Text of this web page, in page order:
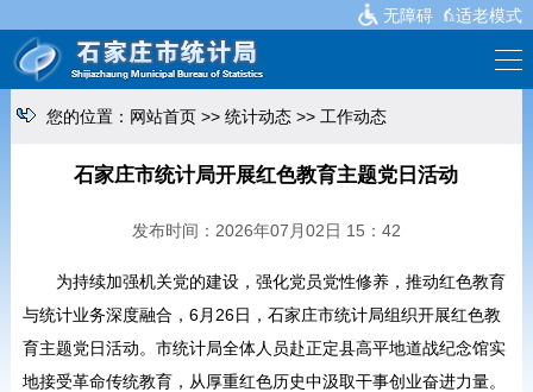
无障碍 适老模式
您的位置： 网站首页>> 统计动态>> 工作动态
石家庄市统计局开展红色教育主题党日活动
发布时间：2026年07月02日 15：42
为持续加强机关党的建设，强化党员党性修养，推动红色教育
与统计业务深度融合，6月26日，石家庄市统计局组织开展红色教
育主题党日活动。市统计局全体人员赴正定县高平地道战纪念馆实
地接受革命传统教育，从厚重红色历史中汲取干事创业奋进力量。